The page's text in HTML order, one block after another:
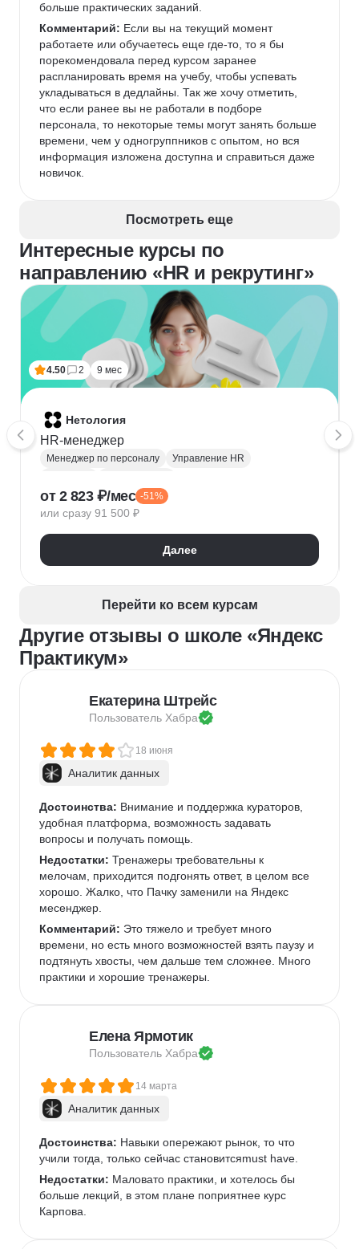
больше практических заданий.
Комментарий: Если вы на текущий момент
работаете или обучаетесь еще где-то, то я бы
порекомендовала перед курсом заранее
распланировать время на учебу, чтобы успевать
укладываться в дедлайны. Так же хочу отметить,
что если ранее вы не работали в подборе
персонала, то некоторые темы могут занять больше
времени, чем у одногруппников с опытом, но вся
информация изложена доступна и справиться даже
новичок.
Посмотреть еще
Интересные курсы по
направлению «HR и рекрутинг»
4.50 2 9 мес
Нетология
HR-менеджер
Менеджер по персоналу
Управление HR
HRBP (HR бизнес-партнёр)
Обучение и развитие персонала
Кадровое делопроизводство
Оценка персонала и аттестация
Управление персоналом
Employee Journey Map
Подбор специалистов
от 2 823 ₽/мес -51%
или сразу 91 500 ₽
Далее
Перейти ко всем курсам
Другие отзывы о школе «Яндекс
Практикум»
Екатерина Штрейс
Пользователь Хабра
18 июня
Аналитик данных
Достоинства: Внимание и поддержка кураторов,
удобная платформа, возможность задавать
вопросы и получать помощь.
Недостатки: Тренажеры требовательны к
мелочам, приходится подгонять ответ, в целом все
хорошо. Жалко, что Пачку заменили на Яндекс
месенджер.
Комментарий: Это тяжело и требует много
времени, но есть много возможностей взять паузу и
подтянуть хвосты, чем дальше тем сложнее. Много
практики и хорошие тренажеры.
Елена Ярмотик
Пользователь Хабра
14 марта
Аналитик данных
Достоинства: Навыки опережают рынок, то что
учили тогда, только сейчас становитсяmust have.
Недостатки: Маловато практики, и хотелось бы
больше лекций, в этом плане поприятнее курс
Карпова.